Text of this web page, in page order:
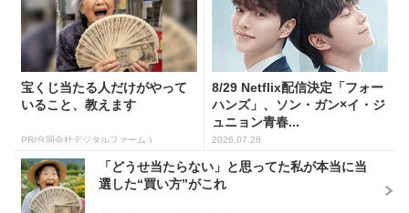
宝くじ当たる人だけがやって
いること、教えます
PR(合同会社デジタルファーム )
8/29 Netflix配信決定「フォー
ハンズ」、ソン・ガン×イ・ジ
ュニョン青春...
2026.07.28
「どうせ当たらない」と思ってた私が本当に当
選した“買い方”がこれ